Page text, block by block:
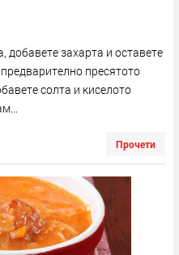
добавете захарта и оставете
пресятото
солта и киселото
Прочети